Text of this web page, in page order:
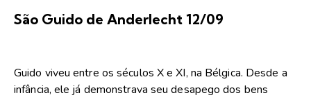
São Guido de Anderlecht 12/09
Guido viveu entre os séculos X e XI, na Bélgica. Desde a
infância, ele já demonstrava seu desapego dos bens